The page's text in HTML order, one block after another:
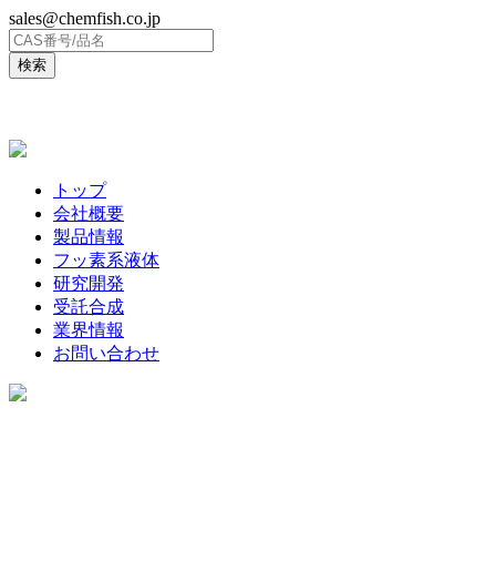
sales@chemfish.co.jp
トップ
会社概要
製品情報
フッ素系液体
研究開発
受託合成
業界情報
お問い合わせ